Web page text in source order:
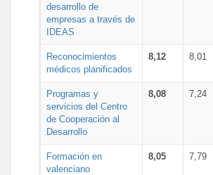
desarrollo de
empresas a través de
IDEAS
Reconocimientos
médicos planificados
8,12 8,01
Programas y
servicios del Centro
de Cooperación al
Desarrollo
8,08 7,24
Formación en
valenciano
8,05 7,79